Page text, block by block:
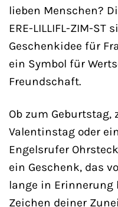
lieben Menschen?
ERE-LILLIFL-ZIM-
Geschenkidee für
ein Symbol für
Freundschaft.
Ob zum Geburtstag,
Valentinstag oder
Engelsrufer
ein Geschenk, das
lange in Erinnerung
Zeichen deiner